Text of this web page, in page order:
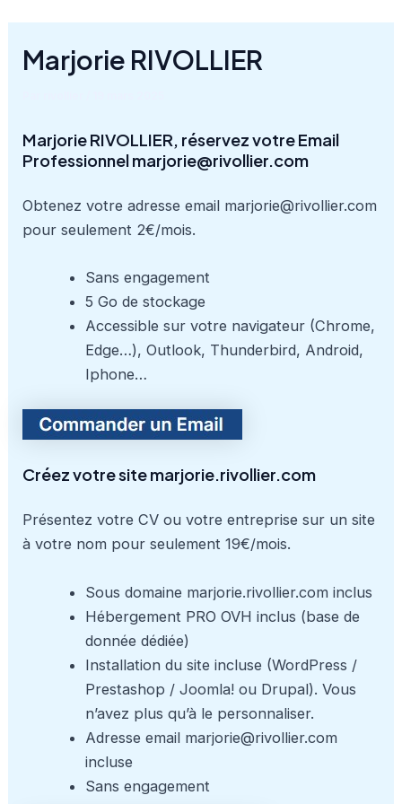
contenu
Marjorie RIVOLLIER
Marjorie RIVOLLIER, réservez votre Email
Professionnel marjorie@rivollier.com
Obtenez votre adresse email marjorie@rivollier.com
pour seulement 2€/mois.
Sans engagement
5 Go de stockage
Accessible sur votre navigateur (Chrome,
Edge…), Outlook, Thunderbird, Android,
Iphone…
Créez votre site marjorie.rivollier.com
Présentez votre CV ou votre entreprise sur un site
à votre nom pour seulement 19€/mois.
Sous domaine marjorie.rivollier.com inclus
Hébergement PRO OVH inclus (base de
donnée dédiée)
Installation du site incluse (WordPress /
Prestashop / Joomla! ou Drupal). Vous
n’avez plus qu’à le personnaliser.
Adresse email marjorie@rivollier.com
incluse
Sans engagement